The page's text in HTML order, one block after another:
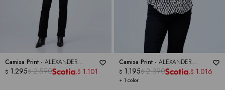
Camisa Print - ALEXANDER
JORDAN
$ 1.295$ 2.590 $ 1.101
Camisa Print - ALEXANDER
JORDAN
+ 1 color
$ 1.195$ 2.390 $ 1.016